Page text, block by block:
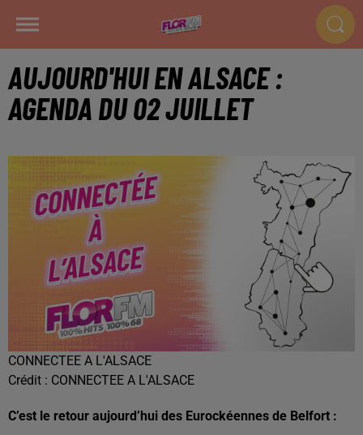
AUJOURD'HUI EN ALSACE :
AGENDA DU 02 JUILLET
CONNECTEE A L'ALSACE
Crédit : CONNECTEE A L'ALSACE
C’est le retour aujourd’hui des Eurockéennes de Belfort :